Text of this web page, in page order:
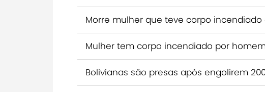
Morre mulher que teve corpo
Mulher tem corpo incendiado por
Bolivianas são presas após engolirem